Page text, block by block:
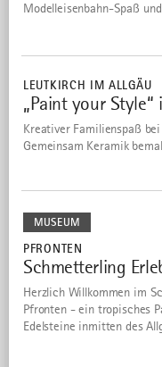
Modelleisenbahn-Spaß
LEUTKIRCH IM ALLGÄU
1
„Paint your Style“
Kreativer Familienspaß
Gemeinsam Keramik
MUSEUM
PFRONTEN
2
Schmetterling
Herzlich Willkommen im
Pfronten - ein tropisches
Edelsteine inmitten des
erleben